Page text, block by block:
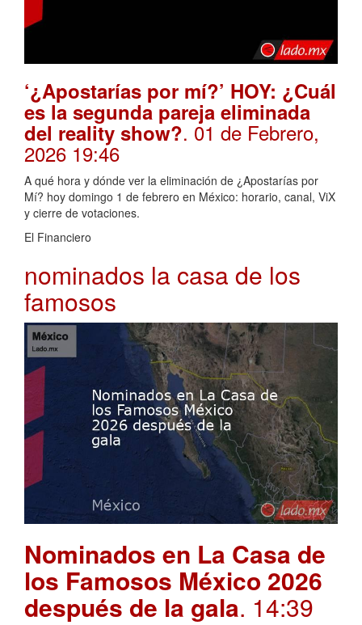
‘¿Apostarías por mí?’ HOY: ¿Cuál
es la segunda pareja eliminada
del reality show?. 01 de Febrero,
2026 19:46
A qué hora y dónde ver la eliminación de ¿Apostarías por
Mí? hoy domingo 1 de febrero en México: horario, canal, ViX
y cierre de votaciones.
El Financiero
nominados la casa de los
famosos
Nominados en La Casa de
los Famosos México 2026
después de la gala. 14:39